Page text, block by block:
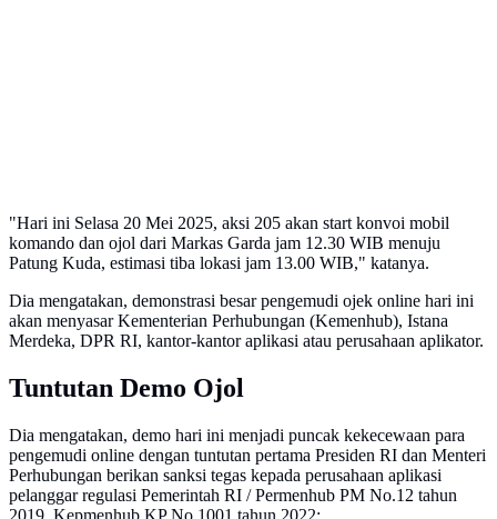
"Hari ini Selasa 20 Mei 2025, aksi 205 akan start konvoi mobil
komando dan ojol dari Markas Garda jam 12.30 WIB menuju
Patung Kuda, estimasi tiba lokasi jam 13.00 WIB," katanya.
Dia mengatakan, demonstrasi besar pengemudi ojek online hari ini
akan menyasar Kementerian Perhubungan (Kemenhub), Istana
Merdeka, DPR RI, kantor-kantor aplikasi atau perusahaan aplikator.
Tuntutan Demo Ojol
Dia mengatakan, demo hari ini menjadi puncak kekecewaan para
pengemudi online dengan tuntutan pertama Presiden RI dan Menteri
Perhubungan berikan sanksi tegas kepada perusahaan aplikasi
pelanggar regulasi Pemerintah RI / Permenhub PM No.12 tahun